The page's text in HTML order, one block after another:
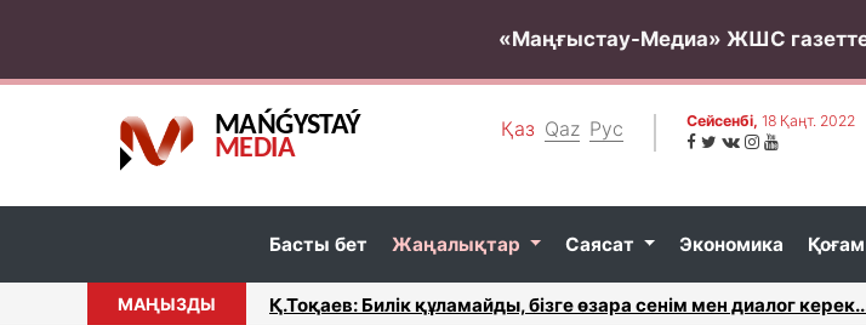
«Маңғыстау-Медиа» ЖШС
MAŃǴYSTAÝ
MEDIA
Қаз Qaz Рус Сейсенбi, 18 Қаңт. 2022
Басты бет Жаңалықтар Саясат Экономика Қоғам
МАҢЫЗДЫ
керек... Маңғыстау облысының коменданты Маңғыстау облысы Полиция